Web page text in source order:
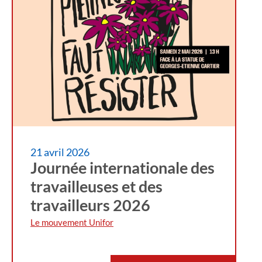
21 avril 2026
Journée internationale des
travailleuses et des
travailleurs 2026
Le mouvement Unifor